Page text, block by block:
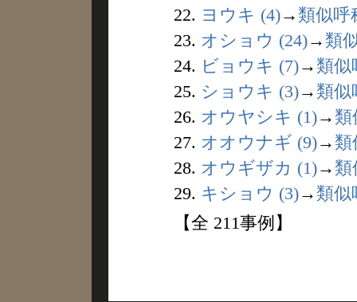
22. ヨウキ (4)→ 類似呼
23. オショウ (24)→ 類
24. ビョウキ (7)→ 類似
25. ショウキ (3)→ 類似
26. オウヤシキ (1)→ 類
27. オオウナギ (9)→ 類
28. オウギザカ (1)→ 類
29. キショウ (3)→ 類似
【全 211事例】